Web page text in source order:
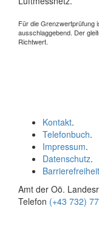
Für die Grenzwertprüfung
ausschlaggebend. Der
Richtwert.
Kontakt.
Telefonbuch.
Impressum.
Datenschutz.
Barrierefreiheit
Amt der Oö.
Telefon (+43 732)